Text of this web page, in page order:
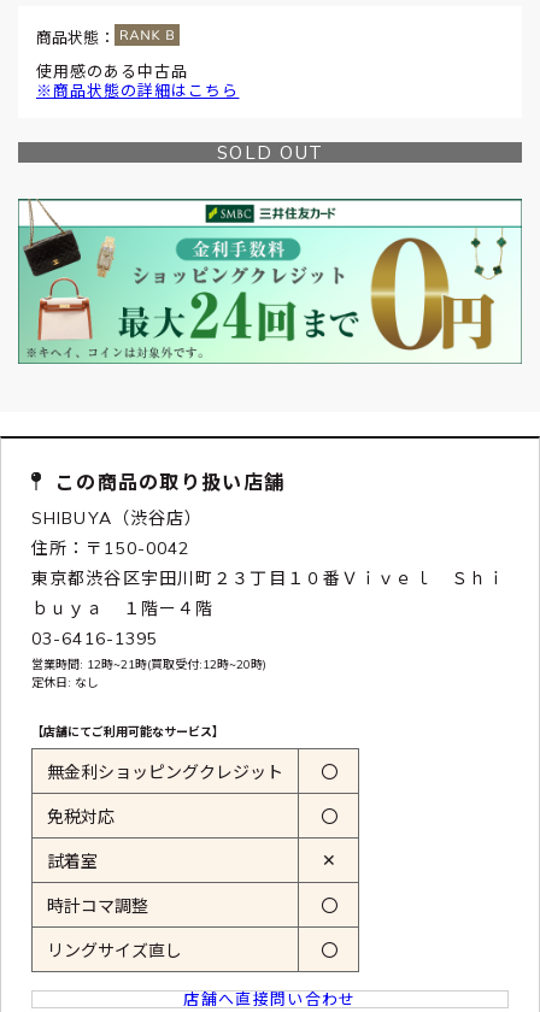
商品状態：
使用感のある中古品
※商品状態の詳細はこちら
SOLD OUT
この商品の取り扱い店舗
SHIBUYA（渋谷店）
住所：〒150-0042
東京都渋谷区宇田川町２３丁目１０番Ｖｉｖｅｌ Ｓｈｉ
ｂｕｙａ １階ー４階
03-6416-1395
営業時間: 12時~21時(買取受付:12時~20時)
定休日: なし
【店舗にてご利用可能なサービス】
無金利ショッピングクレジット 〇
免税対応 〇
試着室 ✕
時計コマ調整 〇
リングサイズ直し 〇
店舗へ直接問い合わせ